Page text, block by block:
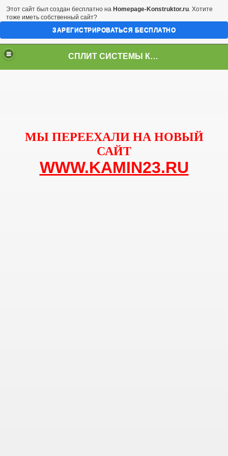
СПЛИТ СИСТЕМЫ КРАСНОДАР
МЫ ПЕРЕЕХАЛИ НА НОВЫЙ
САЙТ
WWW.KAMIN23.RU
Этот сайт был создан бесплатно на Homepage-Konstruktor.ru. Хотите
тоже иметь собственный сайт?
ЗАРЕГИСТРИРОВАТЬСЯ БЕСПЛАТНО